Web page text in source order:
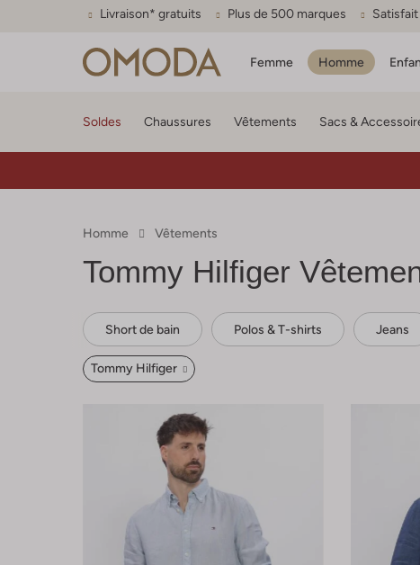
Livraison* gratuits Plus de 500 marques
Femme Homme
Soldes Chaussures Vêtements Sacs &
Homme Vêtements
Tommy Hilfiger
Short de bain Polos & T-shirts Jeans
Tommy Hilfiger